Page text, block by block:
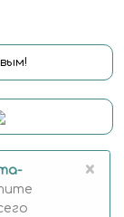
×